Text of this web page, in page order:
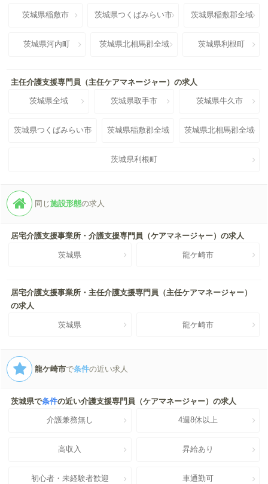
茨城県稲敷市 茨城県つくばみらい市 茨城県稲敷郡全域
茨城県河内町 茨城県北相馬郡全域 茨城県利根町
主任介護支援専門員（主任ケアマネージャー）の求人
茨城県全域 茨城県取手市 茨城県牛久市
茨城県つくばみらい市 茨城県稲敷郡全域 茨城県北相馬郡全域
茨城県利根町
同じ施設形態の求人
居宅介護支援事業所・介護支援専門員（ケアマネージャー）の求人
茨城県 龍ケ崎市
居宅介護支援事業所・主任介護支援専門員（主任ケアマネージャー）
の求人
茨城県 龍ケ崎市
龍ケ崎市で条件の近い求人
茨城県で条件の近い介護支援専門員（ケアマネージャー）の求人
介護兼務無し 4週8休以上
高収入 昇給あり
初心者・未経験者歓迎 車通勤可